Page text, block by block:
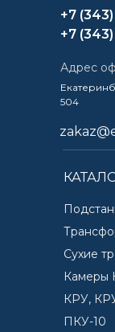
Адрес
504
+7
+7
Сухие
Камеры
КРУ,
ПКУ-10